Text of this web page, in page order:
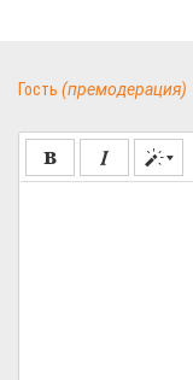
Гость (премодерация)